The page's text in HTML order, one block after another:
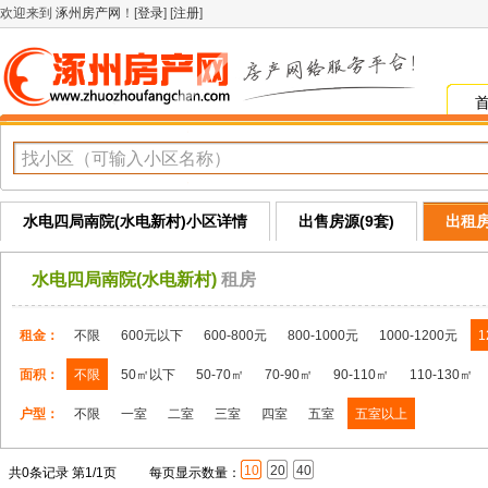
欢迎来到 涿州房产网 ！[登录] [注册]
水电四局南院(水电新村)小区详情 出售房源(9套) 出租
水电四局南院(水电新村) 租房
租金： 不限 600元以下 600-800元 800-1000元 1000-1200元
面积： 不限 50㎡以下 50-70㎡ 70-90㎡ 90-110㎡ 110-130㎡
户型： 不限 一室 二室 三室 四室 五室 五室以上
共0条记录 第1/1页 每页显示数量： 10 20 40